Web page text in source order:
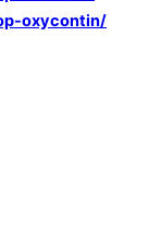
oxycontin/